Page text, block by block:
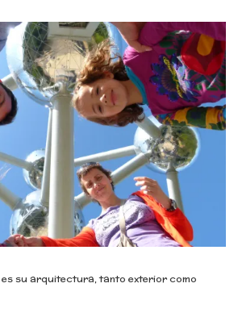
su arquitectura, tanto exterior como